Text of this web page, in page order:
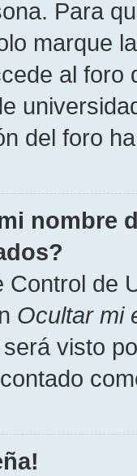
Para
marque
al foro
del foro
nombre
Control de
Ocultar mi
visto